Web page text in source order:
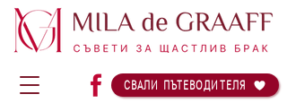
СВАЛИ ПЪТЕВОДИТЕЛЯ